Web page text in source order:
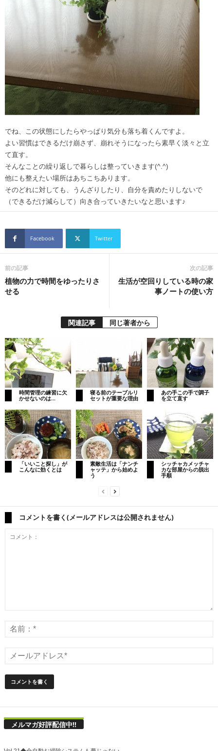
でね、この状態にしたらやっぱり気分も落ち着くんですよ。
よい習慣はできるだけ崩さず、崩れそうになったら素早く淡々と立
て直す。
そんなことの繰り返しで暮らしは整っていきます(^.^)
他にも整えたい場所はあちこちあります。
そのどれに対しても、うんざりしたり、自分を責めたりしないで
（できるだけ減らして）向き合っていきたいなと思います♪
Facebook Twitter
前の記事
植物の力で時間をゆったりさ
せる
次の記事
生活が空回りしている時の家
事ノートの使い方
関連記事 同じ著者から
時間管理の練習に欠
かせないのは…
寝る前のテーブルリ
セットが重要な理由
あの手この手で調子
を立て直す
「いいこと探し」が
こんなに効くとは
素敵生活は「ナンチ
ャッテ」から始めよ
う
シッチャカメッチャ
カな部屋からの脱出
手順
コメントを書く(メールアドレスは公開されません)
メルマガ好評配信中!!